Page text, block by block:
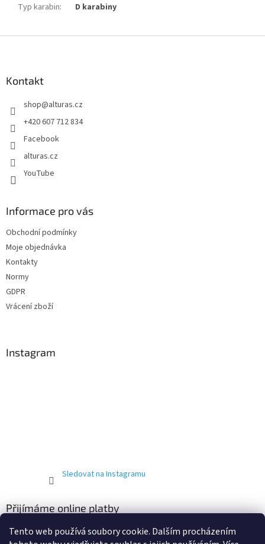
Tento web používá soubory cookie. Dalším procházením
Typ karabin: D karabiny
Kontakt
shop@alturas.cz
+420 607 712 834
Facebook
alturas.cz
YouTube
Informace pro vás
Obchodní podmínky
Moje objednávka
Kontakty
Normy
GDPR
Vrácení zboží
Instagram
Sledovat na Instagramu
Přijímáme online platby